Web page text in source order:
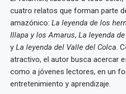
cuatro relatos que forman parte
amazónico: La leyenda de los
Illapa y los Amarus, La leyenda
y La leyenda del Valle del Colca.
atractivo, el autor busca acercar
como a jóvenes lectores, en un
entretenimiento y aprendizaje.